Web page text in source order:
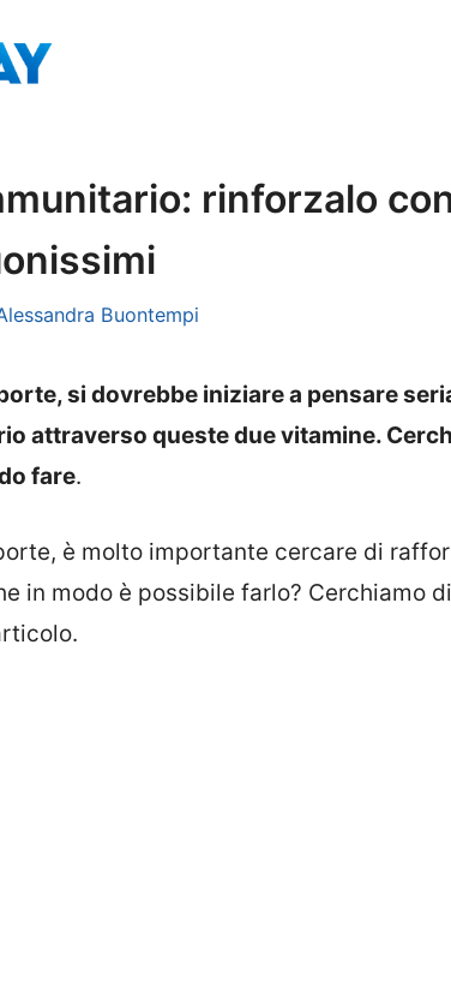
rinforzalo
Buontempi
si dovrebbe iniziare a pensare
attraverso queste due vitamine.
fare.
è molto importante cercare di
in modo è possibile farlo? Cerchiamo